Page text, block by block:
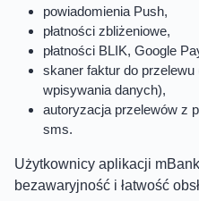
powiadomienia Push,
płatności zbliżeniowe,
płatności BLIK, Google
skaner faktur do
wpisywania danych),
autoryzacja przelewów z
sms.
Użytkownicy aplikacji
bezawaryjność i łatwość